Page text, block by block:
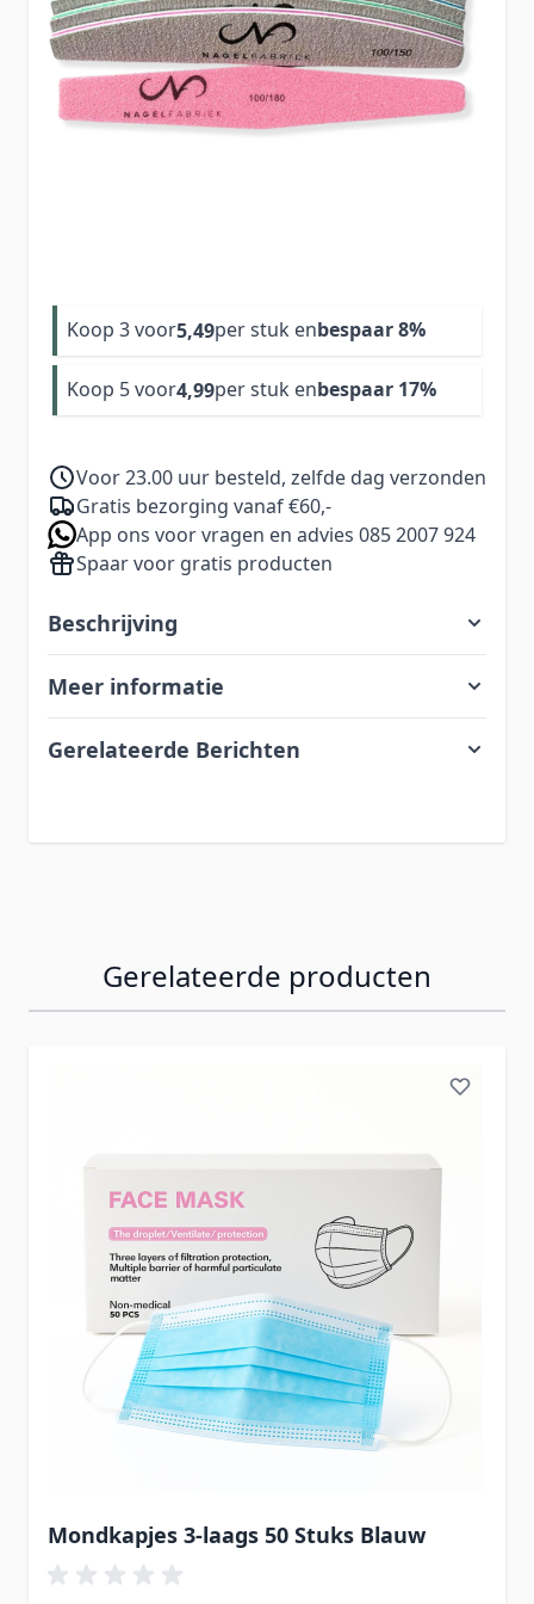
Weet je niet wat je moet kiezen? Of vind je 5
dezelfde vijlen gewoon te veel. Dan is deze set
van 6 vijlen wat voor jou.
Koop 3 voor5,49per stuk enbespaar8%
Koop 5 voor4,99per stuk enbespaar 17%
Voor 23.00 uur besteld, zelfde dag verzonden
Gratis bezorging vanaf €60,-
App ons voor vragen en advies 085 2007 924
Spaar voor gratis producten
Beschrijving
Meer informatie
Gerelateerde Berichten
Gerelateerde producten
Mondkapjes 3-laags 50 Stuks Blauw